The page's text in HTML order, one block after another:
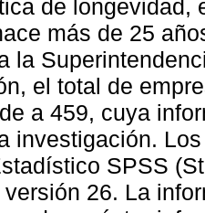
de longevidad,
más de 25
la
el total de
a 459, cuya
investigación.
SPSS
26. La